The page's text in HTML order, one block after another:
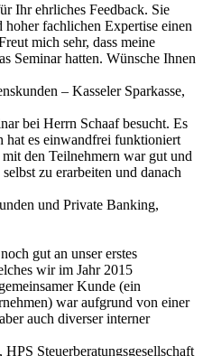
Ihr ehrliches Feedback. Sie
fachlichen Expertise einen
mich sehr, dass meine
Seminar hatten. Wünsche Ihnen
– Kasseler Sparkasse,
bei Herrn Schaaf besucht. Es
hat es einwandfrei funktioniert
den Teilnehmern war gut und
zu erarbeiten und danach
und Private Banking,
gut an unser erstes
wir im Jahr 2015
Kunde (ein
war aufgrund von einer
auch diverser interner
Steuerberatungsgesellschaft